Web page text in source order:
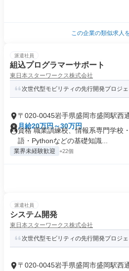
この企業の類似求人
派遣社員
組込プログラマーサポート
東日本スターワークス株式会社
次世代型モビリティの先行開発プロジ
〒020-0045岩手県盛岡市盛岡駅西
月給20万円～30万円
資格 職業訓練校、情報系専門学校
語・Pythonなどの基礎知識...
業界未経験歓迎 +22個
派遣社員
システム開発
東日本スターワークス株式会社
次世代型モビリティの先行開発プロジ
〒020-0045岩手県盛岡市盛岡駅西